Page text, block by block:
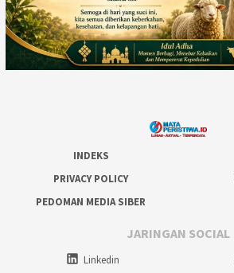
INDEKS
PRIVACY POLICY
PEDOMAN MEDIA SIBER
JARINGAN SOCIAL
Linkedin